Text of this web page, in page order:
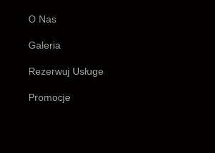
O Nas
Galeria
Rezerwuj Usługe
Promocje